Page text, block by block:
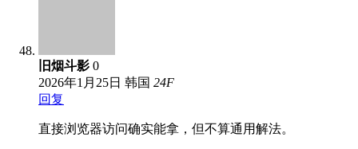
旧烟斗影 0
2026年1月25日 韩国 24F
回复
直接浏览器访问确实能拿，但不算通用解法。